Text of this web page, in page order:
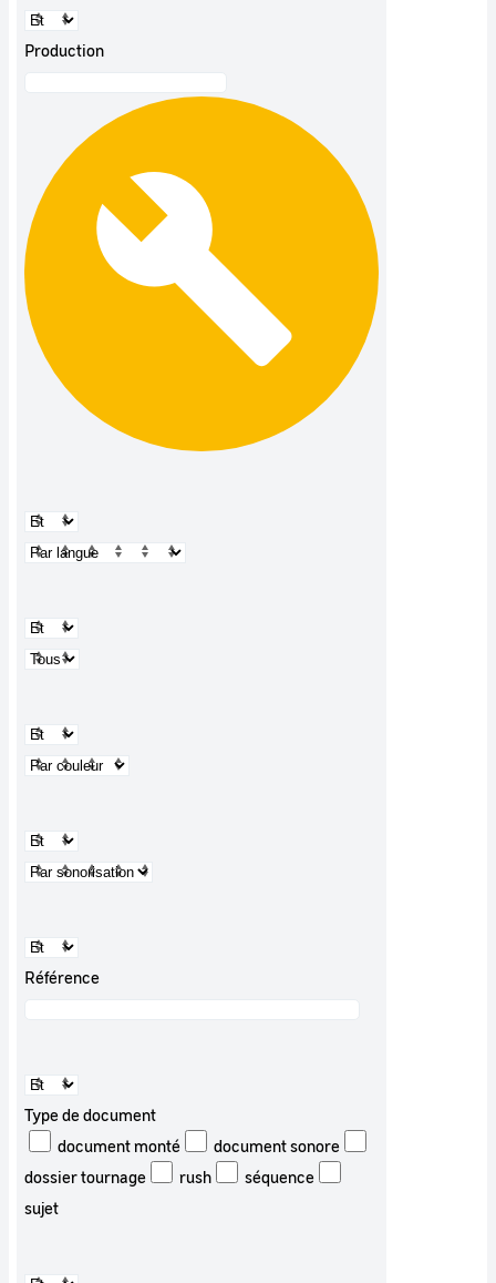
Production
Référence
Type de document
document monté
document sonore
dossier tournage
rush
séquence
sujet